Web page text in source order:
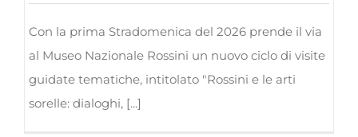
Con la prima Stradomenica del 2026 prende il via
al Museo Nazionale Rossini un nuovo ciclo di visite
guidate tematiche, intitolato "Rossini e le arti
sorelle: dialoghi, [...]